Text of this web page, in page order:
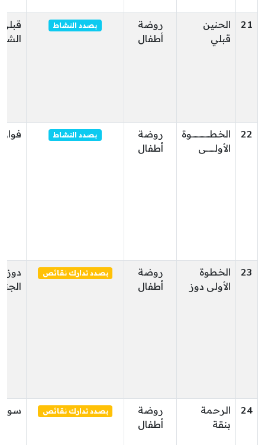
21
الحنين
قبلي
روضة
أطفال
بصدد النشاط
قبلي
22
الخطـــــــــــــــوة
الأولـــــــى
روضة
أطفال
بصدد النشاط فوار
23
الخطوة
الأولى دوز
روضة
أطفال
بصدد تدارك نقائص
دوز
24
الرحمة
بنقة
روضة
أطفال
بصدد تدارك نقائص سوق